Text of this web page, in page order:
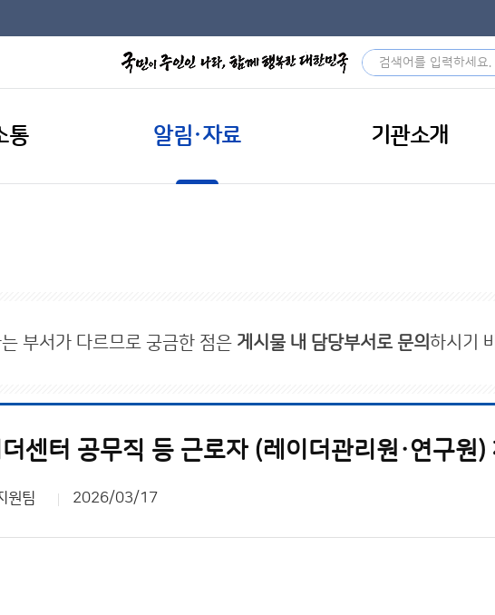
통 알림·자료 기관소개
부서가 다르므로 궁금한 점은 게시물 내 담당부서로 문의하시기
원팀 2026/03/17